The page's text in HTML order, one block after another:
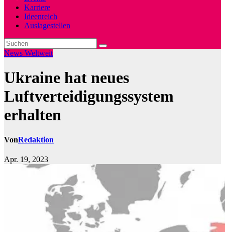
Karriere
Ideenreich
Auslagestellen
News Weltweit
Ukraine hat neues
Luftverteidigungssystem
erhalten
VonRedaktion
Apr. 19, 2023